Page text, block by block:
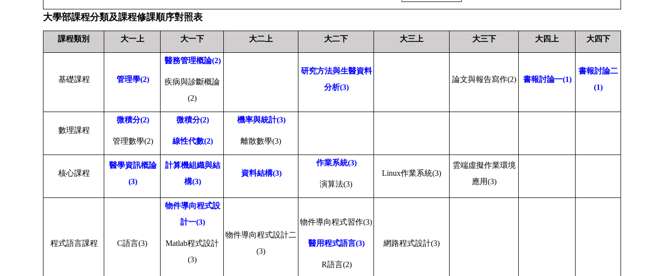
大學部課程分類及課程修課順序對照表
課程類別 大一上 大一下 大二上 大二下 大三上 大三下 大四上 大四下
基礎課程 管理學(2)
醫務管理概論(2)
疾病與診斷概論
(2)
研究方法與生醫資料
分析(3)
論文與報告寫作(2) 書報討論一(1)
書報討論二
(1)
數理課程
微積分(2)
管理數學(2)
微積分(2)
線性代數(2)
機率與統計(3)
離散數學(3)
核心課程
醫學資訊概論
(3)
計算機組織與結
構(3)
資料結構(3)
作業系統(3)
演算法(3)
Linux作業系統(3)
雲端虛擬作業環境
應用(3)
程式語言課程 C語言(3)
物件導向程式設
計一(3)
Matlab程式設計
(3)
物件導向程式設計二
(3)
物件導向程式習作(3)
醫用程式語言(3)
R語言(2)
網路程式設計(3)